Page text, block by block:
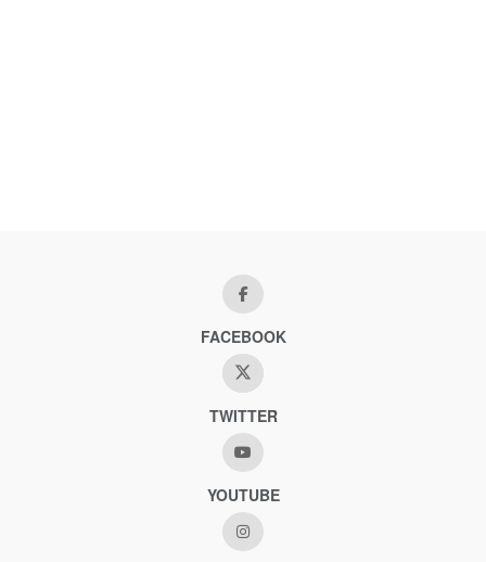
FACEBOOK
TWITTER
YOUTUBE